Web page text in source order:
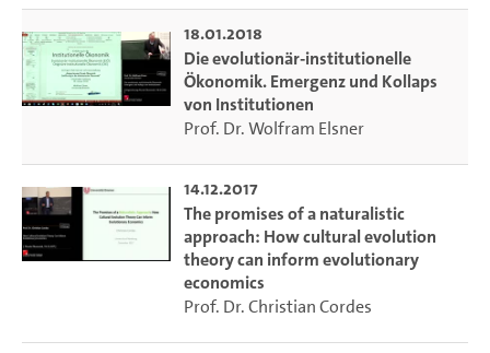
Videoproduktion:eLearning-Büro der Fakultät für
Wirtschafts- und Sozialwissenschaften
18.01.2018
Die evolutionär-institutionelle
Ökonomik. Emergenz und Kollaps
von Institutionen
Prof. Dr. Wolfram Elsner
14.12.2017
The promises of a naturalistic
approach: How cultural evolution
theory can inform evolutionary
economics
Prof. Dr. Christian Cordes